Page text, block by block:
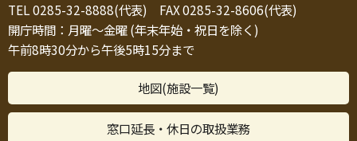
TEL 0285-32-8888(代表) FAX 0285-32-8606(代表)
開庁時間：月曜～金曜 (年末年始・祝日を除く)
午前8時30分から午後5時15分まで
地図(施設一覧)
窓口延長・休日の取扱業務